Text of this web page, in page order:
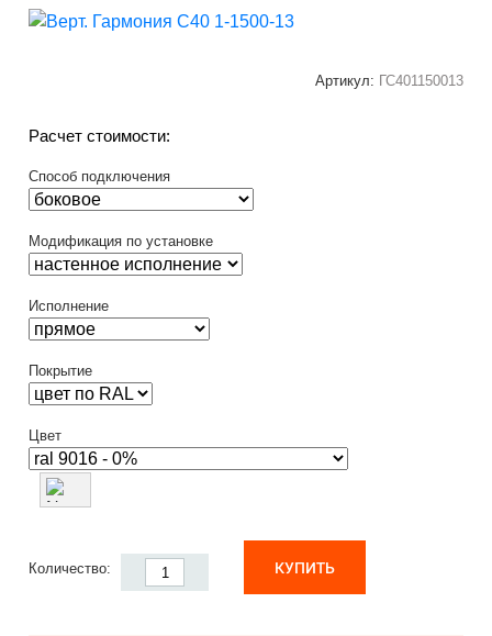
Артикул: ГС401150013
Расчет стоимости:
Способ подключения
Модификация по установке
Исполнение
Покрытие
Цвет
Количество: КУПИТЬ